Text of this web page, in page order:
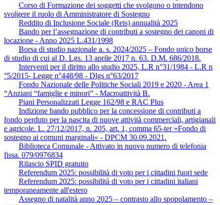
Corso di Formazione dei soggetti che svolgono o intendono
svolgere il ruolo di Amministratore di Sostegno
Reddito di Inclusione Sociale (Reis) annualità 2025
Bando per l’assegnazione di contributi a sostegno dei canoni di
locazione - Anno 2025 L.431/1998
Borsa di studio nazionale a. s. 2024/2025 – Fondo unico borse
di studio di cui al D. Lgs. 13 aprile 2017 n. 63. D.M. 686/2018.
Interventi per il diritto allo studio 2025, L.R n°31/1984 - L.R n
°5/2015- Legge n°448/98 - Dlgs n°63/2017
Fondo Nazionale delle Politiche Sociali 2019 e 2020 - Area 1
“Anziani “famiglie e minori” - Macroattività B.
Piani Personalizzati Legge 162/98 e RAC Plus
Indizione bando pubblico per la concessione di contributi a
fondo perduto per la nascita di nuove attività commerciali, artigianali
e agricole. L. 27/12/2017, n. 205, art. 1, comma 65-ter «Fondo di
sostegno ai comuni marginali» - DPCM 30.09.2021.
Biblioteca Comunale - Attivato in nuovo numero di telefonia
fissa. 079/0976834
Rilascio SPID gratuito
Referendum 2025: possibilità di voto per i cittadini fuori sede
Referendum 2025: possibilità di voto per i cittadini italiani
temporaneamente all'estero
Assegno di natalità anno 2025 – contrasto allo spopolamento –